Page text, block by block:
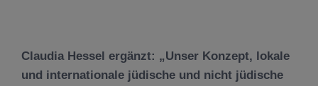
Claudia Hessel ergänzt: „Unser Konzept, lokale
und internationale jüdische und nicht jüdische